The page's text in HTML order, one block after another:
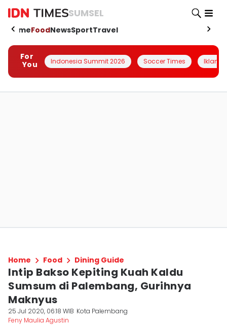
SUMSEL
HomeFoodNewsSportTravel
For
You
Indonesia Summit 2026 Soccer Times Iklanin
Home Food Dining Guide
Intip Bakso Kepiting Kuah Kaldu
Sumsum di Palembang, Gurihnya
Maknyus
25 Jul 2020, 06:18 WIB Kota Palembang
Feny Maulia Agustin